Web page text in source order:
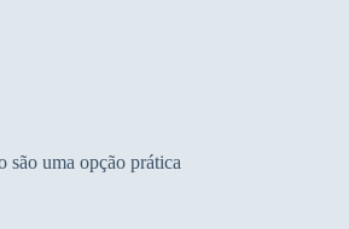
são uma opção prática